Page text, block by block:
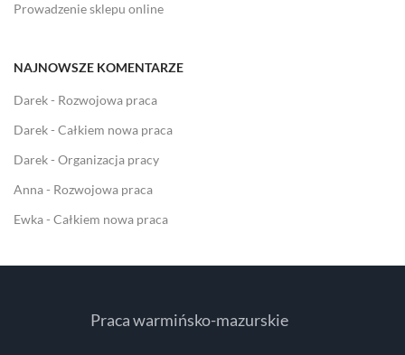
Prowadzenie sklepu online
NAJNOWSZE KOMENTARZE
Darek- Rozwojowa praca
Darek- Całkiem nowa praca
Darek- Organizacja pracy
Anna- Rozwojowa praca
Ewka- Całkiem nowa praca
Praca warmińsko-mazurskie